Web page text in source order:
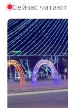
Сейчас читают: